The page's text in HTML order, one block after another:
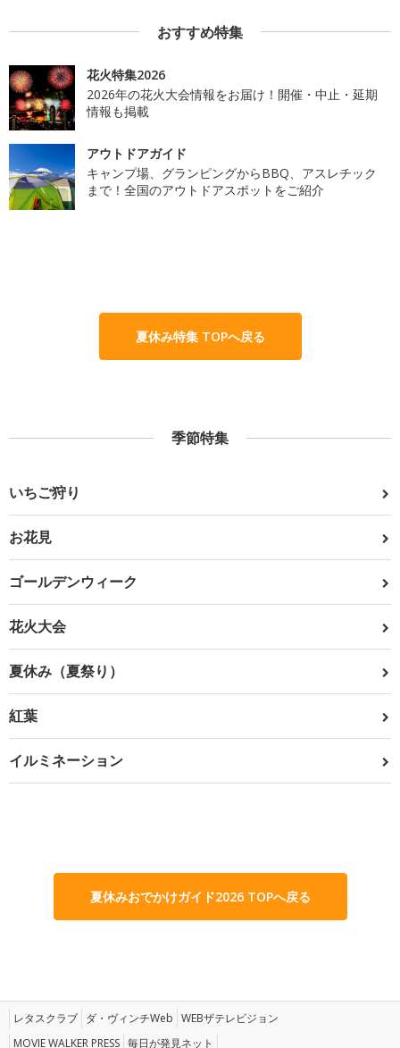
おすすめ特集
花火特集2026
2026年の花火大会情報をお届け！開催・中止・延期
情報も掲載
アウトドアガイド
キャンプ場、グランピングからBBQ、アスレチック
まで！全国のアウトドアスポットをご紹介
夏休み特集 TOPへ戻る
季節特集
いちご狩り
お花見
ゴールデンウィーク
花火大会
夏休み（夏祭り）
紅葉
イルミネーション
夏休みおでかけガイド2026 TOPへ戻る
レタスクラブ ダ・ヴィンチWeb WEBザテレビジョン
MOVIE WALKER PRESS 毎日が発見ネット